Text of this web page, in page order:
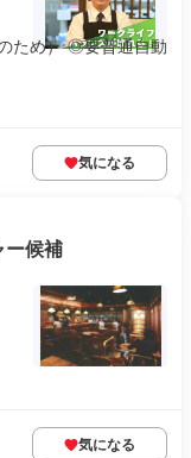
ため） ◎要普通自動
気になる
ー候補
気になる